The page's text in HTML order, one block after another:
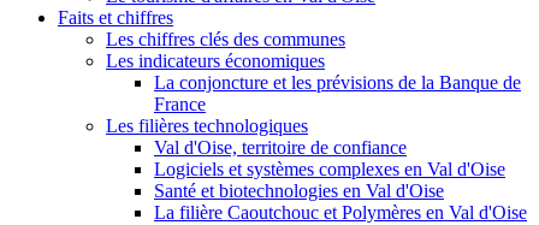
Faits et chiffres
Les chiffres clés des communes
Les indicateurs économiques
La conjoncture et les prévisions de la Banque de
France
Les filières technologiques
Val d'Oise, territoire de confiance
Logiciels et systèmes complexes en Val d'Oise
Santé et biotechnologies en Val d'Oise
La filière Caoutchouc et Polymères en Val d'Oise